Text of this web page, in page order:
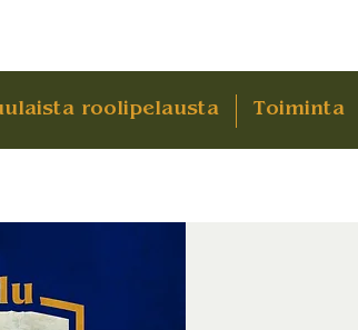
roolipelausta Toiminta